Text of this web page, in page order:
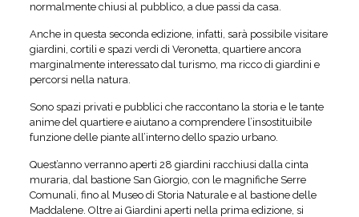
normalmente chiusi al pubblico, a due passi da casa.
Anche in questa seconda edizione, infatti, sarà possibile visitare
giardini, cortili e spazi verdi di Veronetta, quartiere ancora
marginalmente interessato dal turismo, ma ricco di giardini e
percorsi nella natura.
Sono spazi privati e pubblici che raccontano la storia e le tante
anime del quartiere e aiutano a comprendere l’insostituibile
funzione delle piante all’interno dello spazio urbano.
Quest’anno verranno aperti 28 giardini racchiusi dalla cinta
muraria, dal bastione San Giorgio, con le magnifiche Serre
Comunali, fino al Museo di Storia Naturale e al bastione delle
Maddalene. Oltre ai Giardini aperti nella prima edizione, si